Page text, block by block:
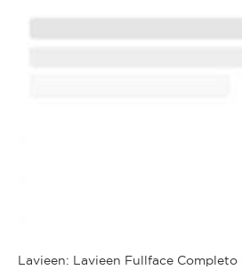
Lavieen: Lavieen Fullface Completo